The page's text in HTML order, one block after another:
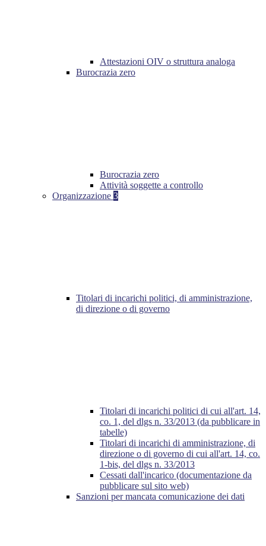
Attestazioni OIV o struttura analoga
Burocrazia zero
Burocrazia zero
Attività soggette a controllo
Organizzazione 3
Titolari di incarichi politici, di amministrazione,
di direzione o di governo
Titolari di incarichi politici di cui all'art. 14,
co. 1, del dlgs n. 33/2013 (da pubblicare in
tabelle)
Titolari di incarichi di amministrazione, di
direzione o di governo di cui all'art. 14, co.
1-bis, del dlgs n. 33/2013
Cessati dall'incarico (documentazione da
pubblicare sul sito web)
Sanzioni per mancata comunicazione dei dati